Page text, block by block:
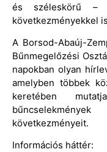
és széleskörű –
következményekkel
A Borsod-Abaúj-
Bűnmegelőzési
napokban olyan
amelyben többek
keretében
következményeit.
Információs háttér: